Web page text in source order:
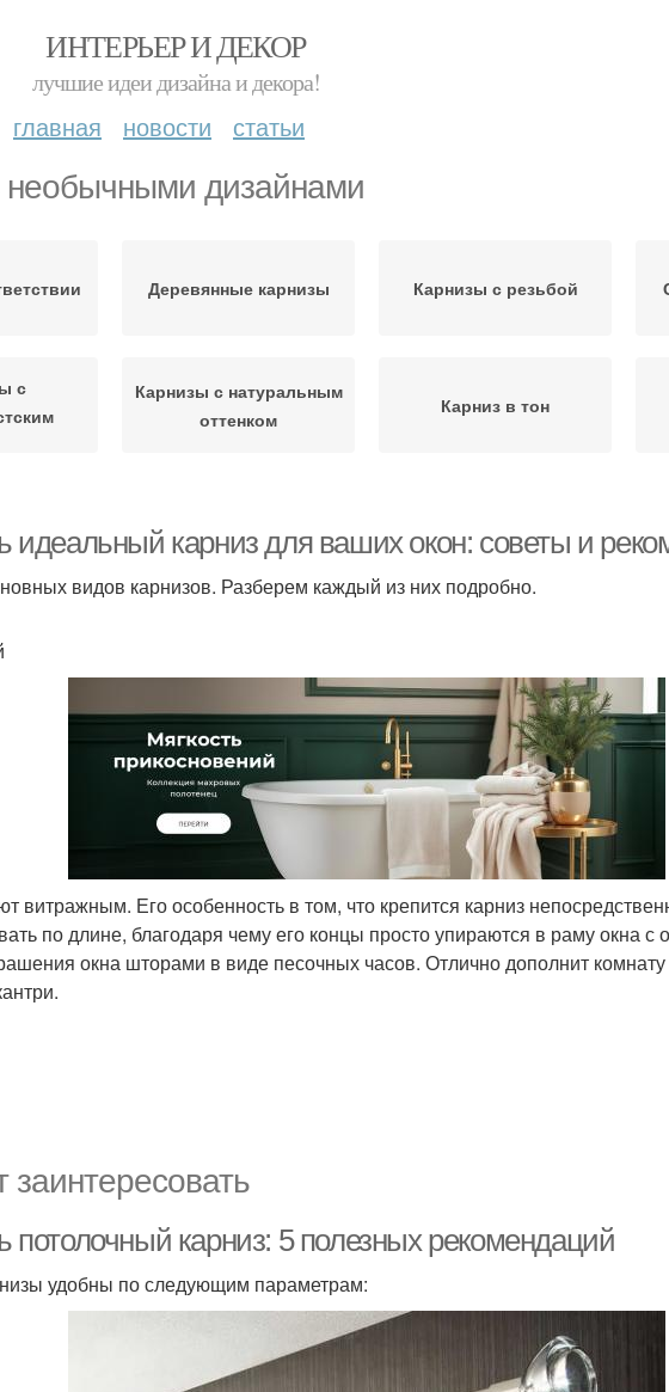
ИНТЕРЬЕР И ДЕКОР
лучшие идеи дизайна и декора!
главная новости статьи
необычными дизайнами
Деревянные карнизы Карнизы с резьбой
с
Карнизы с натуральным
оттенком
Карниз в тон
идеальный карниз для ваших окон: советы и
видов карнизов. Разберем каждый из них подробно.
витражным. Его особенность в том, что крепится карниз
по длине, благодаря чему его концы просто упираются в раму окна с
окна шторами в виде песочных часов. Отлично дополнит
потолочный карниз: 5 полезных рекомендаций
удобны по следующим параметрам: